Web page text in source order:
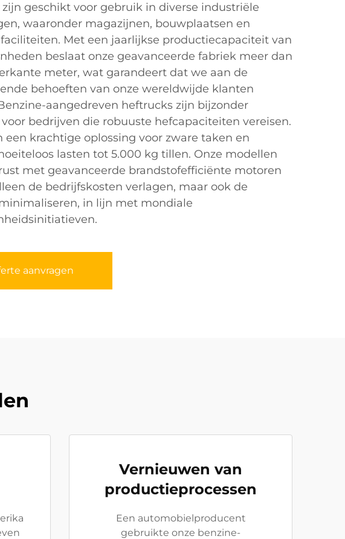
geschikt voor gebruik in diverse industriële
waaronder magazijnen, bouwplaatsen en
Met een jaarlijkse productiecapaciteit van
beslaat onze geavanceerde fabriek meer dan
meter, wat garandeert dat we aan de
behoeften van onze wereldwijde klanten
aangedreven heftrucks zijn bijzonder
bedrijven die robuuste hefcapaciteiten vereisen.
een krachtige oplossing voor zware taken en
lasten tot 5.000 kg tillen. Onze modellen
met geavanceerde brandstofefficiënte motoren
de bedrijfskosten verlagen, maar ook de
in lijn met mondiale
aanvragen
Vernieuwen van
productieprocessen
Een automobielproducent
gebruikte onze benzine-